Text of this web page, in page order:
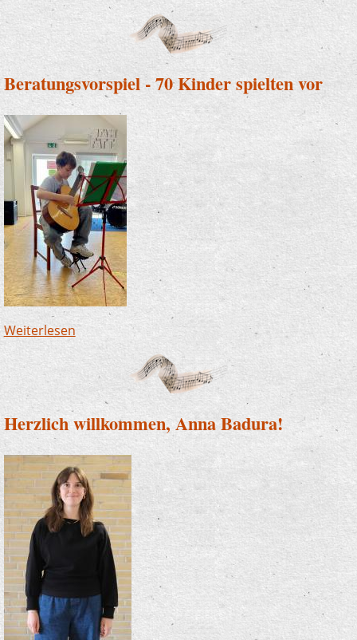
Beratungsvorspiel - 70 Kinder spielten vor
Weiterlesenüber Beratungsvorspiel - 70 Kinder spielten
vor
Herzlich willkommen, Anna Badura!